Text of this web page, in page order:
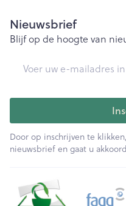
Nieuwsbrief
Blijf op de hoogte van
Door op inschrijven te
nieuwsbrief en gaat u